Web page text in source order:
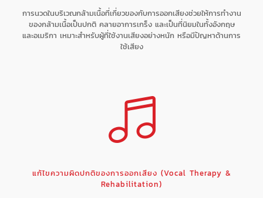
การนวดในบริเวณกล้ามเนื้อที่เกี่ยวของกับการออกเสียงช่วยให้การทำงาน
ของกล้ามเนื้อเป็นปกติ คลายอาการเกร็ง และเป็นที่นิยมในทั้งอังกฤษ
และอเมริกา เหมาะสำหรับผู้ที่ใช้งานเสียงอย่างหนัก หรือมีปัญหาด้านการ
ใช้เสียง
แก้ไขความผิดปกติของการออกเสียง (Vocal Therapy &
Rehabilitation)